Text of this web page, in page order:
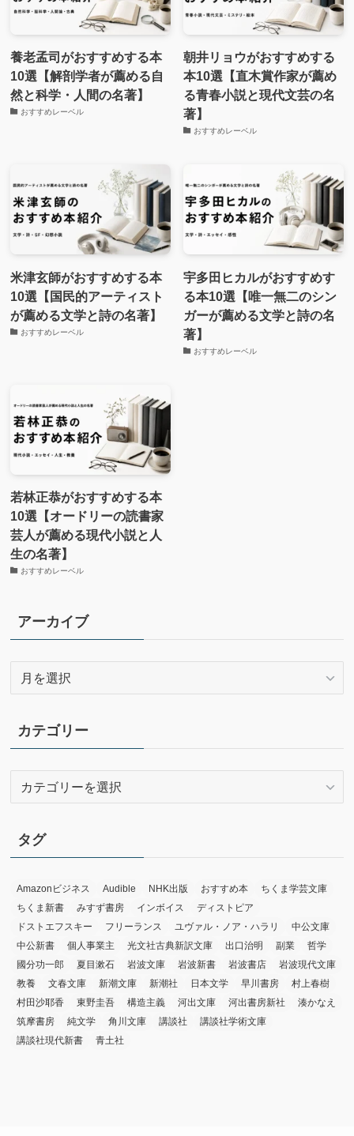
養老孟司がおすすめする本
10選【解剖学者が薦める自
然と科学・人間の名著】
おすすめレーベル
朝井リョウがおすすめする
本10選【直木賞作家が薦め
る青春小説と現代文芸の名
著】
おすすめレーベル
米津玄師がおすすめする本
10選【国民的アーティスト
が薦める文学と詩の名著】
おすすめレーベル
宇多田ヒカルがおすすめす
る本10選【唯一無二のシン
ガーが薦める文学と詩の名
著】
おすすめレーベル
若林正恭がおすすめする本
10選【オードリーの読書家
芸人が薦める現代小説と人
生の名著】
おすすめレーベル
アーカイブ
イ
ブ
カテゴリー
リ
ー
タグ
Amazonビジネス Audible NHK出版 おすすめ本
ちくま学芸文庫
ちくま新書
みすず書房 インボイス
ディストピア
ドストエフスキー
フリーランス ユヴァル・ノア・ハラリ
中公文庫
中公新書
個人事業主 光文社古典新訳文庫 出口治明 副業
哲学
國分功一郎
夏目漱石 岩波文庫 岩波新書 岩波書店
岩波現代文庫
教養
文春文庫 新潮文庫 新潮社 日本文学 早川書房
村上春樹
村田沙耶香
東野圭吾 構造主義 河出文庫 河出書房新社
湊かなえ
筑摩書房
純文学 角川文庫 講談社
講談社学術文庫
講談社現代新書
青土社